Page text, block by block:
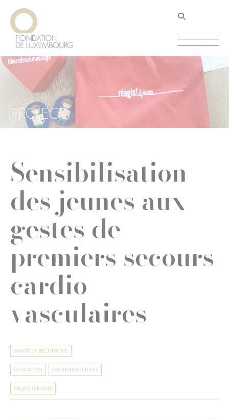
Aller
contenu
principal
PROJECT
Sensibilisation
des jeunes aux
gestes de
premiers secours
cardio-
vasculaires
SANTÉ ET RECHERCHE
ÉDUCATION ENFANTS & JEUNES
PROJET TERMINÉ
Panneau de gestion des cookies